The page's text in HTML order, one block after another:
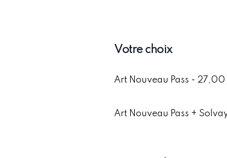
Votre choix
Art Nouveau Pass -
Art Nouveau Pass +